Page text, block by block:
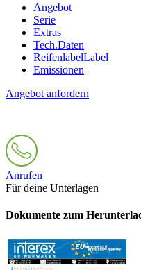
Angebot
Serie
Extras
Tech.Daten
ReifenlabelLabel
Emissionen
Angebot anfordern
Anrufen
Für deine Unterlagen
Dokumente zum